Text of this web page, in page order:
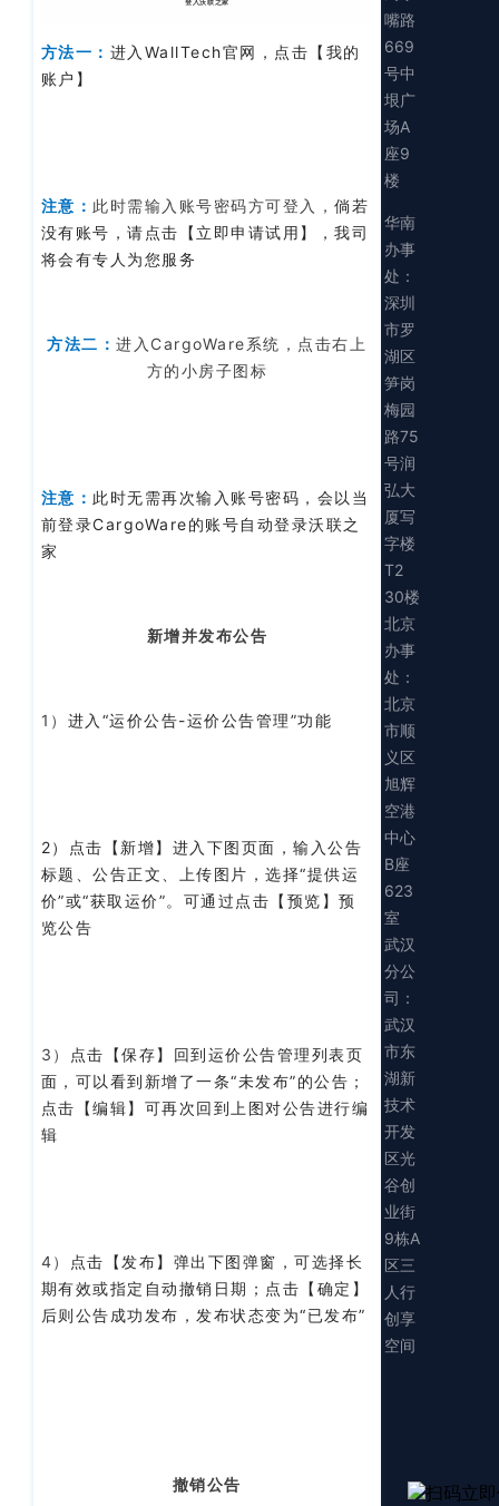
登入沃联之家
方法一： 进入WallTech官网，点击【我的
账户】
注意： 此时需输入账号密码方可登入，倘若
没有账号，请点击【立即申请试用】，我司
将会有专人为您服务
方法二：进入CargoWare系统，点击右上
方的小房子图标
注意： 此时无需再次输入账号密码，会以当
前登录CargoWare的账号自动登录沃联之
家
新增并发布公告
1） 进入 “运价公告-运价公告管理”功能
2） 点击【新增】进入下图页面，输入公告
标题、公告正文、上传图片，选择“提供运
价”或“获取运价”。 可通过点击 【预览】预
览公告
3）
点击【保存】回到运价公告管理列表页
面，可以看到新增了一条“未发布”的公告；
点击
【编辑】可再次回到上图对公告进行编
辑
4） 点击【发布】弹出下图弹窗，可选择长
期有效或指定自动撤销日期； 点击 【确定】
后则公告成功发布，发布状态变为“已发布”
撤销公告
嘴路
669
号中
垠广
场A
座9
楼
华南
办事
处：
深圳
市罗
湖区
笋岗
梅园
路75
号润
弘大
厦写
字楼
T2
30楼
北京
办事
处：
北京
市顺
义区
旭辉
空港
中心
B座
623
室
武汉
分公
司：
武汉
市东
湖新
技术
开发
区光
谷创
业街
9栋A
区三
人行
创享
空间